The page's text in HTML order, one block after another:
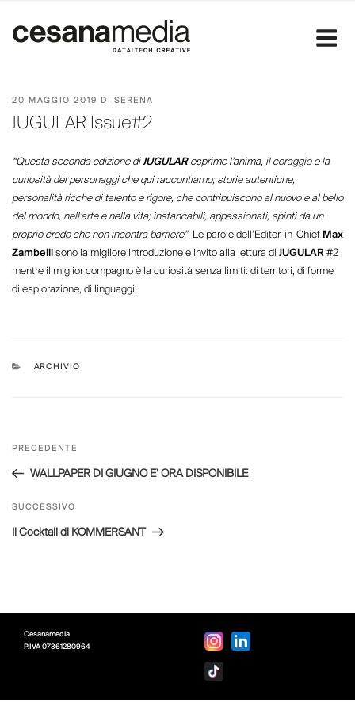
contenuto
PUBBLICATO
IL
20 MAGGIO 2019 DI SERENA
JUGULAR Issue#2
“Questa seconda edizione diJUGULAResprime l’anima, il coraggio e la
curiosità dei personaggi che qui raccontiamo; storie autentiche,
personalità ricche di talento e rigore, che contribuiscono al nuovo e al bello
del mondo, nell’arte e nella vita; instancabili, appassionati, spinti da un
proprio credo che non incontra barriere”. Le parole dell’Editor-in-Chief Max
Zambelli sono la migliore introduzione e invito alla lettura di JUGULAR #2
mentre il miglior compagno è la curiosità senza limiti: di territori, di forme
di esplorazione, di linguaggi.
CATEGORIE
ARCHIVIO
Navigazione
articoli
Articolo
precedente:
PRECEDENTE
WALLPAPER DI GIUGNO E’ ORA DISPONIBILE
Articolo
successivo
SUCCESSIVO
Il Cocktail di KOMMERSANT
Cesanamedia
P.IVA07361280964